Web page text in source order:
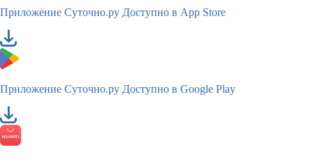
Приложение Суточно.ру Доступно в App Store
Приложение Суточно.ру Доступно в Google Play